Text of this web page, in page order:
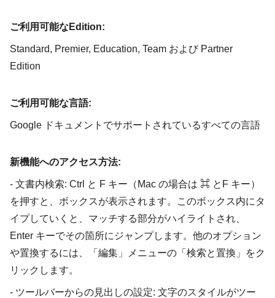
ご利用可能なEdition:
Standard, Premier, Education, Team および Partner
Edition
ご利用可能な言語:
Google ドキュメントでサポートされているすべての言語
新機能へのアクセス方法:
- 文書内検索: Ctrl と F キー（Mac の場合は ⌘ とF キー）
を押すと、ボックスが表示されます。このボックス内にタ
イプしていくと、マッチする部分がハイライトされ、
Enter キーでその箇所にジャンプします。他のオプション
や置換するには、「編集」メニューの「検索と置換」をク
リックします。
- ツールバーからの見出しの設定: 文字のスタイルがツー